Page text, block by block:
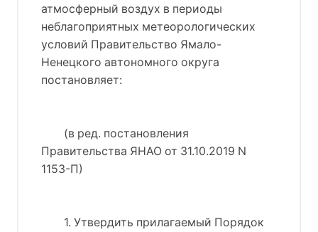
атмосферный воздух в периоды
неблагоприятных метеорологических
условий Правительство Ямало-
Ненецкого автономного округа
постановляет:
(в ред. постановления
Правительства ЯНАО от 31.10.2019 N
1153-П)
1. Утвердить прилагаемый Порядок